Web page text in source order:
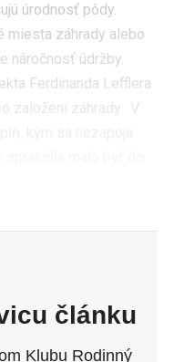
úrodnosť pôdy.
miesta záhrady alebo
náročnosť údržby.
Ferdinanda Lefflera
založení záhrady. V
článku
Klubu Rodinný